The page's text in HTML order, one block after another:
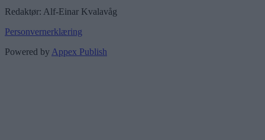
Redaktør: Alf-Einar Kvalavåg
Personvernerklæring
Powered by Appex Publish